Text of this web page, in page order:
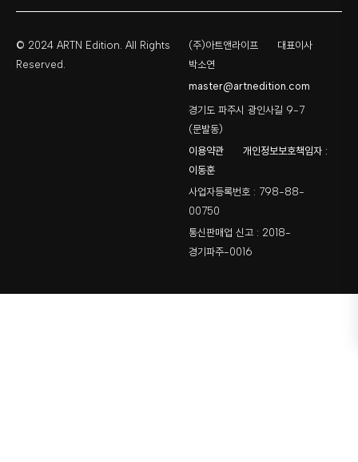
© 2024 ARTN Edition. All Rights
Reserved.
(주)아트앤라이프
대표이사
박소연
master@artnedition.com
경기도 파주시 광인사길 9-7
(문발동)
이용약관
개인정보보호책임자 :
이동훈
사업자등록번호 : 798-88-
00750
통신판매업 신고 : 2018-
경기파주-0016